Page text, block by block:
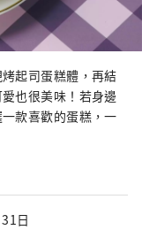
起司蛋糕體，再結
也很美味！若身邊
款喜歡的蛋糕，一
日